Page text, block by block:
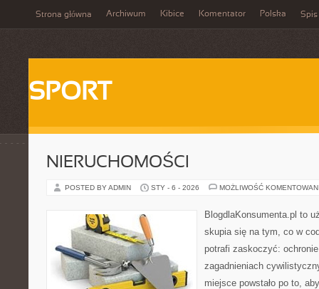
Strona główna Archiwum Kibice Komentator Polska Spis
SPORT
NIERUCHOMOŚCI
POSTED BY ADMIN STY - 6 - 2026 MOŻLIWOŚĆ
BlogdlaKonsumenta.pl to
skupia się na tym, co w
potrafi zaskoczyć:
zagadnieniach
miejsce powstało po to,